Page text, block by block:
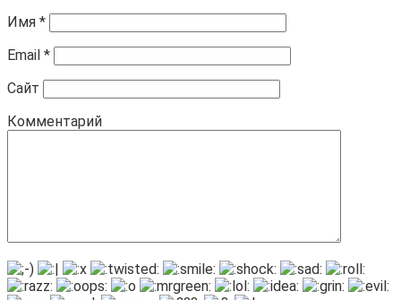
Имя *
Email *
Сайт
Комментарий